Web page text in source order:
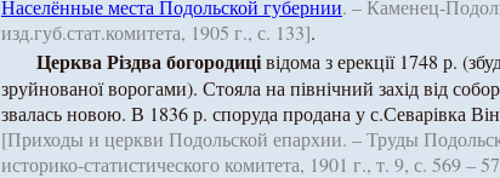
Населённые места Подольской губернии. – Каменец-
изд.губ.стат.комитета, 1905 г., с. 133].
Церква Різдва богородицівідома з ерекції 1748 р.
зруйнованої ворогами). Стояла на північний захід від
звалась новою. В 1836 р. споруда продана у с.Севарівка
[Приходы и церкви Подольской епархии. – Труды
историко-статистического комитета, 1901 г., т. 9, с. 569 –